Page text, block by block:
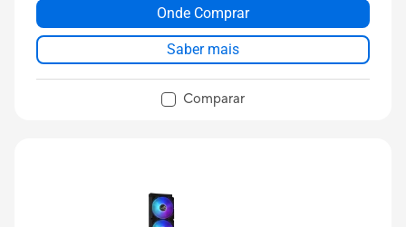
Onde Comprar
Saber mais
Comparar